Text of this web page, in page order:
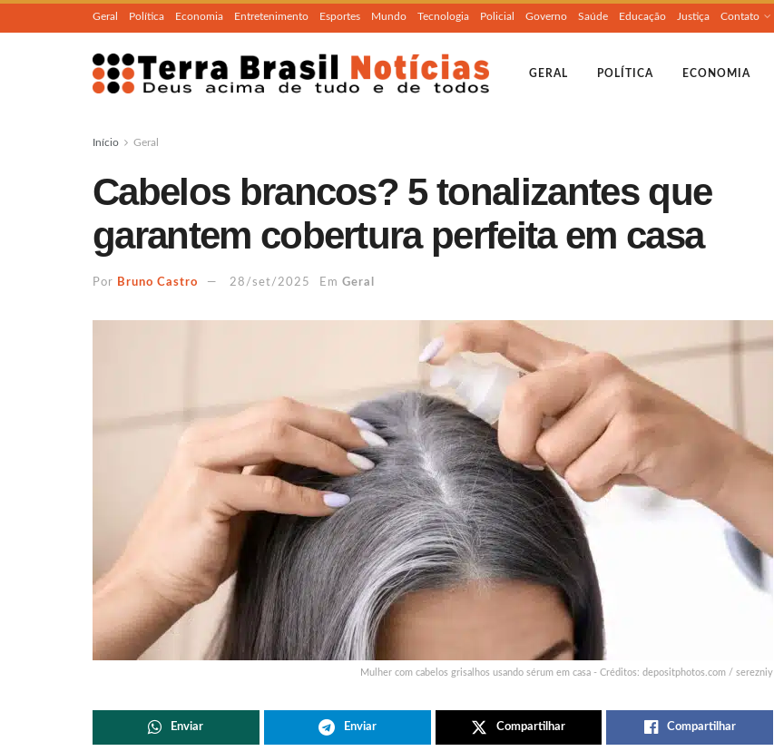
Geral Política Economia Entretenimento Esportes Mundo Tecnologia Policial Governo Saúde Educação Justiça Contato
GERAL POLÍTICA ECONOMIA
Início Geral
Cabelos brancos? 5 tonalizantes que
garantem cobertura perfeita em casa
Por Bruno Castro 28/set/2025 Em Geral
Mulher com cabelos grisalhos usando sérum em casa - Créditos: depositphotos.com / serezniy
Enviar Enviar Compartilhar Compartilhar